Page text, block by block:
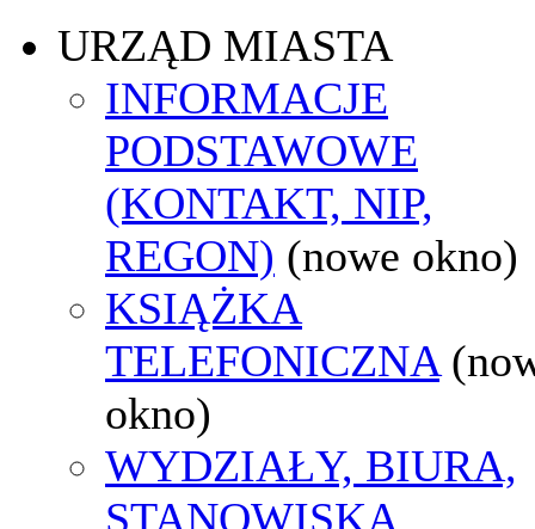
URZĄD MIASTA
INFORMACJE
PODSTAWOWE
(KONTAKT, NIP,
REGON) (nowe okno)
KSIĄŻKA
TELEFONICZNA
okno)
WYDZIAŁY, BIURA,
STANOWISKA